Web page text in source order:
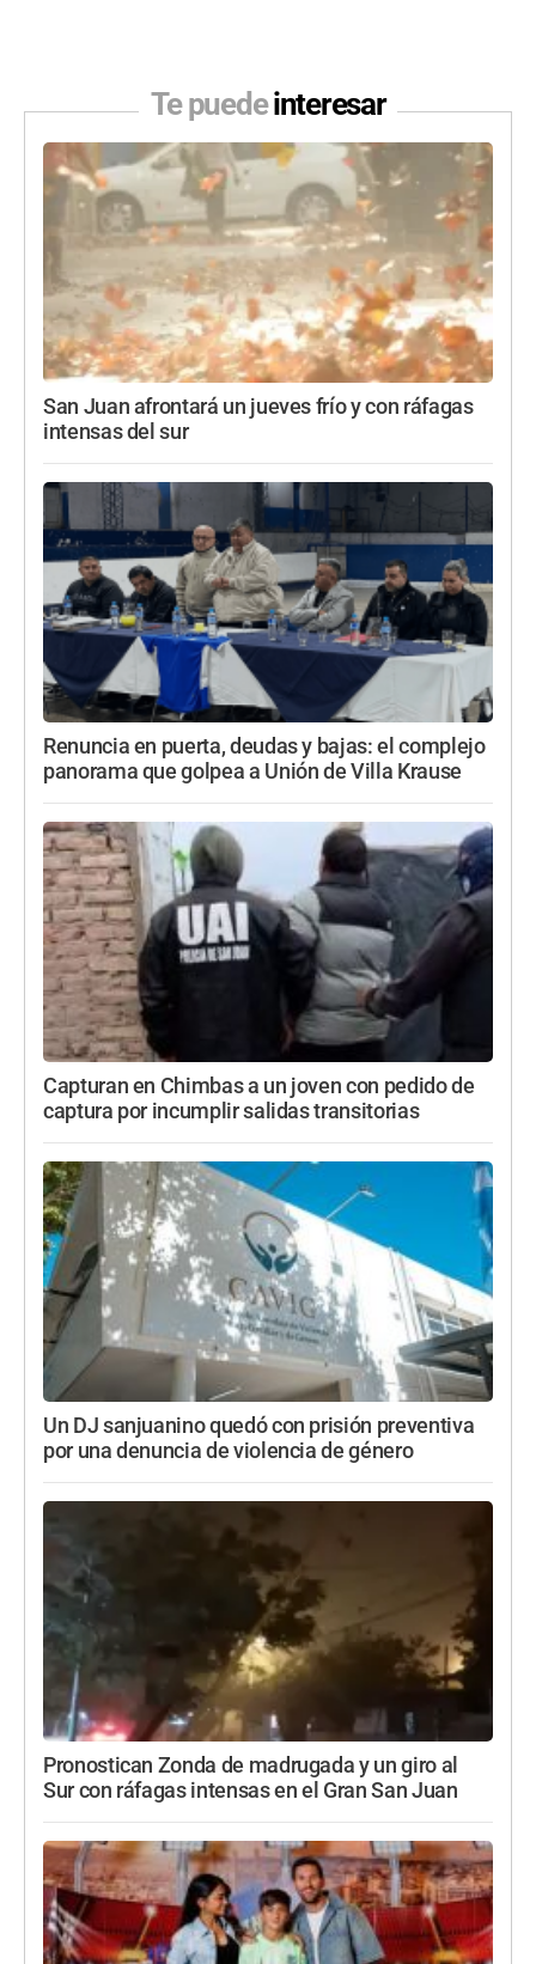
Te puedeinteresar
San Juan afrontará un jueves frío y con ráfagas
intensas del sur
Renuncia en puerta, deudas y bajas: el complejo
panorama que golpea a Unión de Villa Krause
Capturan en Chimbas a un joven con pedido de
captura por incumplir salidas transitorias
Un DJ sanjuanino quedó con prisión preventiva
por una denuncia de violencia de género
Pronostican Zonda de madrugada y un giro al
Sur con ráfagas intensas en el Gran San Juan